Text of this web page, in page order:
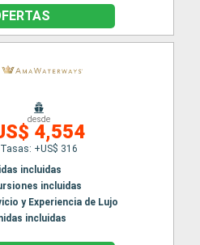
desde
4,554
Tasas: +US$ 316
incluidas
incluidas
y Experiencia de Lujo
incluidas